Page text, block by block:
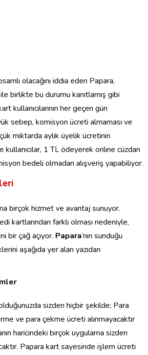
olacağını iddia eden Papara,
birlikte bu durumu kanıtlamış gibi
kullanıcılarının her geçen gün
sebep, komisyon ücreti almaması ve
miktarda aylık üyelik ücretinin
kullanıcılar, 1 TL ödeyerek online cüzdan
bedeli olmadan alışveriş yapabiliyor.
birçok hizmet ve avantaj sunuyor.
kartlarından farklı olması nedeniyle,
bir çağ açıyor. Papara’nın sunduğu
aşağıda yer alan yazıdan
sizden hiçbir şekilde; Para
ve para çekme ücreti alınmayacaktır
haricindeki birçok uygulama sizden
Papara kart sayesinde işlem ücreti